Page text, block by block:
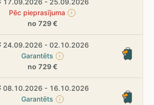
17.09.2026 - 25.09.2026
Pēc pieprasījuma
i
no 729 €
24.09.2026 - 02.10.2026
Garantēts
i
no 729 €
08.10.2026 - 16.10.2026
Garantēts
i